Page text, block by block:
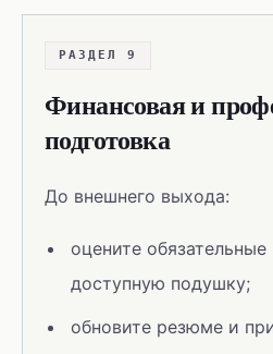
РАЗДЕЛ 9
Финансовая и
подготовка
До внешнего выхода:
оцените
доступную подушку;
обновите резюме и